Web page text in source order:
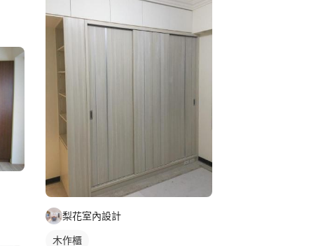
梨花室內設計
木作櫃